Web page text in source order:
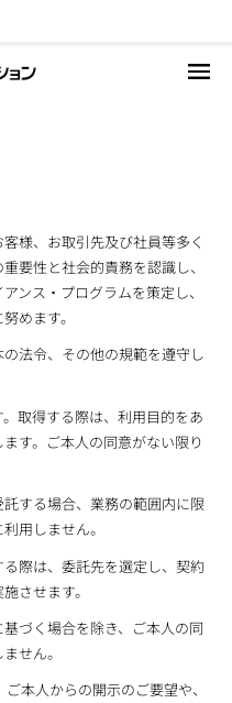
様、お取引先及び社員等多く
要性と社会的責務を認識し、
ンス・プログラムを策定し、
めます。
法令、その他の規範を遵守し
取得する際は、利用目的をあ
す。ご本人の同意がない限り
する場合、業務の範囲内に限
用しません。
際は、委託先を選定し、契約
させます。
づく場合を除き、ご本人の同
せん。
本人からの開示のご要望や、